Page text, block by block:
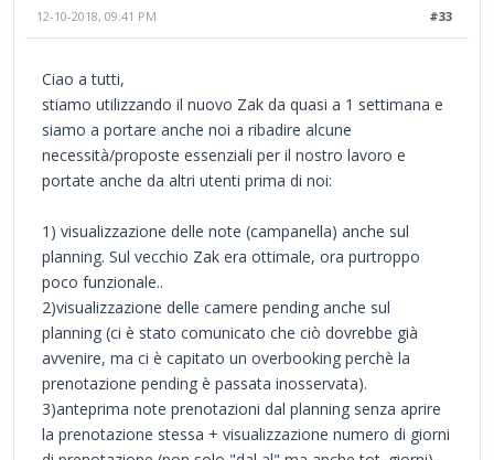
#33
12-10-2018, 09:41 PM
Ciao a tutti,
stiamo utilizzando il nuovo Zak da quasi a 1 settimana e
siamo a portare anche noi a ribadire alcune
necessità/proposte essenziali per il nostro lavoro e
portate anche da altri utenti prima di noi:
1) visualizzazione delle note (campanella) anche sul
planning. Sul vecchio Zak era ottimale, ora purtroppo
poco funzionale..
2)visualizzazione delle camere pending anche sul
planning (ci è stato comunicato che ciò dovrebbe già
avvenire, ma ci è capitato un overbooking perchè la
prenotazione pending è passata inosservata).
3)anteprima note prenotazioni dal planning senza aprire
la prenotazione stessa + visualizzazione numero di giorni